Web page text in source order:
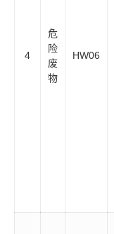
4
危
险
废
物
HW06